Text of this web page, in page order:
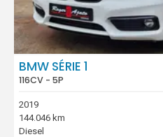
BMW SÉRIE 1
116CV - 5P
2019
144.046 km
Diesel